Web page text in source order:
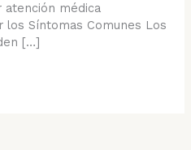
atención médica
los Síntomas Comunes Los
[…]